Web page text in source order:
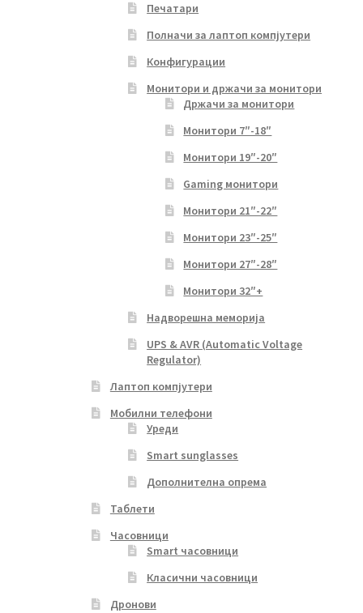
Печатари
Полначи за лаптоп компјутери
Конфигурации
Монитори и држачи за монитори
Држачи за монитори
Монитори 7″-18″
Монитори 19″-20″
Gaming монитори
Монитори 21″-22″
Монитори 23″-25″
Монитори 27″-28″
Монитори 32″+
Надворешна меморија
UPS & AVR (Automatic Voltage
Regulator)
Лаптоп компјутери
Мобилни телефони
Уреди
Smart sunglasses
Дополнителна опрема
Таблети
Часовници
Smart часовници
Класични часовници
Дронови